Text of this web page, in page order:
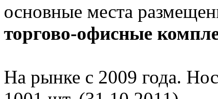
основные места
торгово-офисные
На рынке с 2009 года.